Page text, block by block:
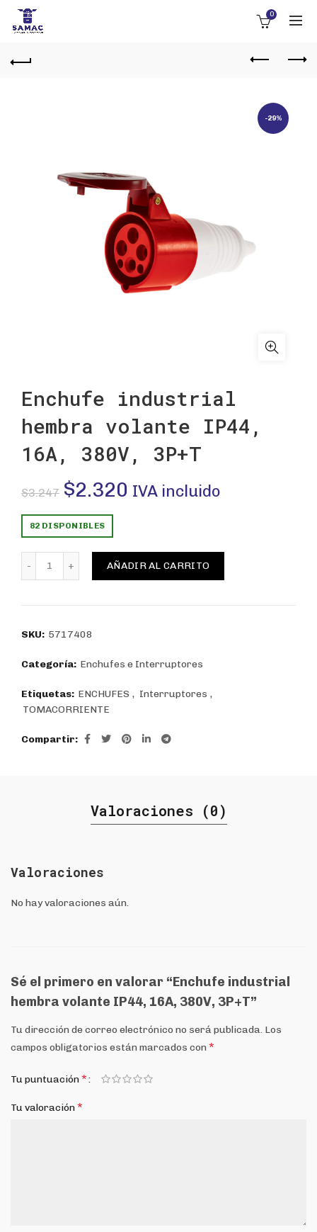
0
-29%
Enchufe industrial
hembra volante IP44,
16A, 380V, 3P+T
$3.247 El
precio
original
era:
$2.320 El
actual
es:
IVA incluido
82 DISPONIBLES
Enchufe industrial hembra volante IP44, 16A, 380V,
AÑADIR AL CARRITO
SKU: 5717408
Categoría: Enchufes e Interruptores
Etiquetas: ENCHUFES , Interruptores ,
TOMACORRIENTE
Compartir
Valoraciones (0)
Valoraciones
No hay valoraciones aún.
Sé el primero en valorar “Enchufe industrial
hembra volante IP44, 16A, 380V, 3P+T”
Tu dirección de correo electrónico no será publicada. Los
campos obligatorios están marcados con *
Tu puntuación*
Tu valoración*